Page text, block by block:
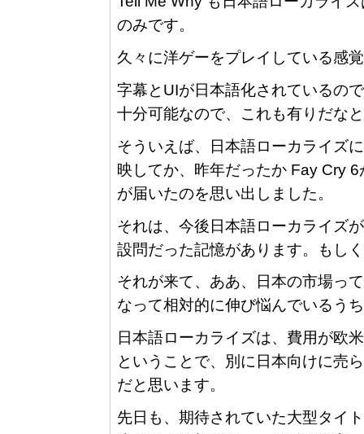
のみです。
久々に洋ゲーをプレイしている感
字幕とUIが日本語化されているの
十分可能なので、これも有りだな
そういえば、日本語ローカライズ
映してか、昨年だったか Fay Cry
が届いたのを思い出しました。
それは、今後日本語ローカライズ
設問だった記憶があります。もし
それが来て、ああ、日本の市場っ
なって相対的に伸び悩んでいるう
日本語ローカライズは、費用が欧
ということで、別に日本向けに売
だと思います。
先日も、期待されていた大型タイ